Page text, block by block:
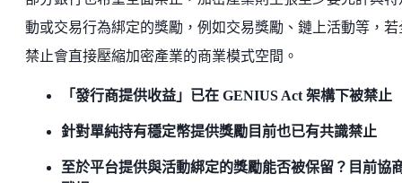
動或交易行為綁定的獎勵，例如交易獎勵、鏈上活動等，若
禁止會直接壓縮加密產業的商業模式空間。
「發行商提供收益」已在 GENIUS Act 架構下被禁止
針對單純持有穩定幣提供獎勵目前也已有共識禁止
至於平台提供與活動綁定的獎勵能否被保留？目前協